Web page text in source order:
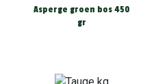
Asperge groen bos 450
gr